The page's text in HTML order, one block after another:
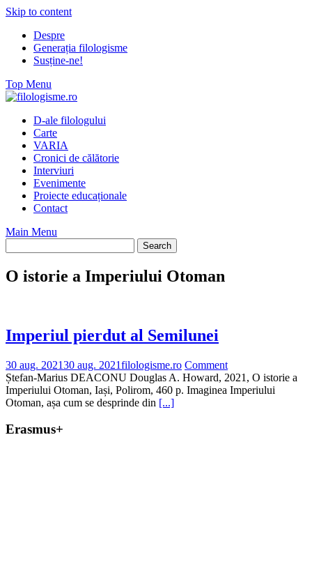
Skip to content
Despre
Generația filologisme
Susține-ne!
Top Menu
D-ale filologului
Carte
VARIA
Cronici de călătorie
Interviuri
Evenimente
Proiecte educaționale
Contact
Main Menu
O istorie a Imperiului Otoman
Imperiul pierdut al Semilunei
30 aug. 202130 aug. 2021filologisme.ro Comment
Ștefan-Marius DEACONU Douglas A. Howard, 2021, O istorie a
Imperiului Otoman, Iași, Polirom, 460 p. Imaginea Imperiului
Otoman, așa cum se desprinde din [...]
Erasmus+